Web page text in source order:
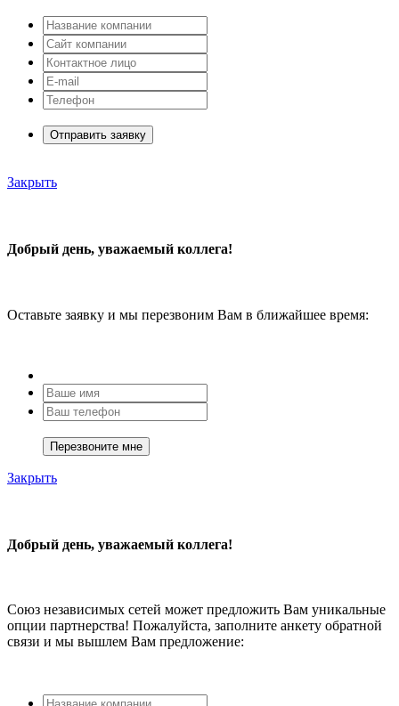
Отправить заявку
Закрыть
Добрый день, уважаемый коллега!
Оставьте заявку и мы перезвоним Вам в ближайшее время:
Закрыть
Добрый день, уважаемый коллега!
Союз независимых сетей может предложить Вам уникальные
опции партнерства! Пожалуйста, заполните анкету обратной
связи и мы вышлем Вам предложение: